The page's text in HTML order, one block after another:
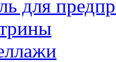
для